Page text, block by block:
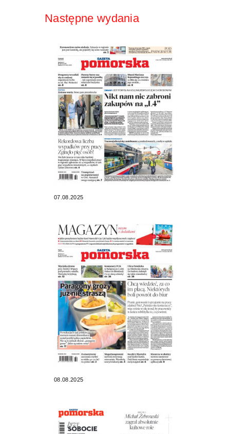
Następne wydania
07.08.2025
08.08.2025